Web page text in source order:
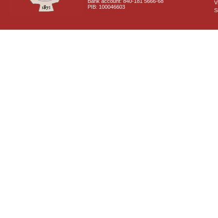
PIB: 100046603